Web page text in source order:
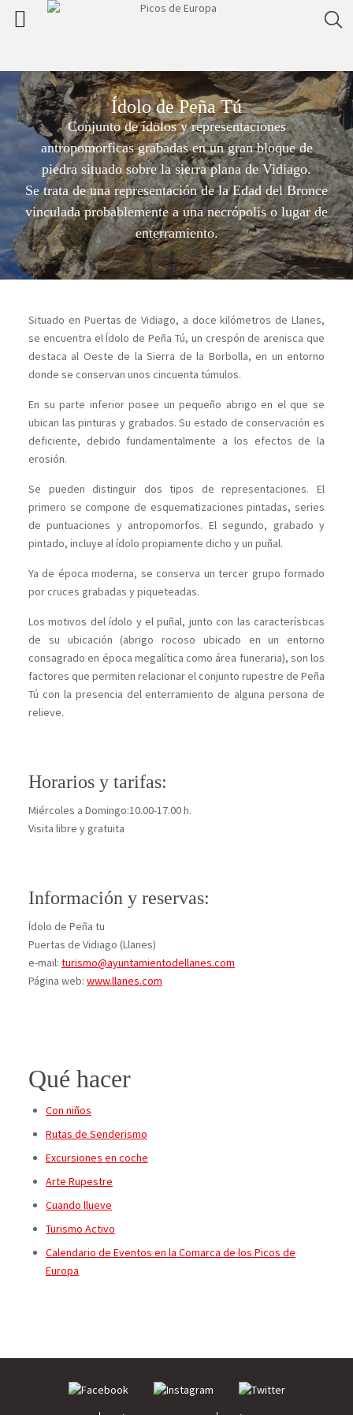
Ídolo de Peña Tú
Conjunto de ídolos y representaciones
antropomorficas grabadas en un gran bloque de
piedra situado sobre la sierra plana de Vidiago.
Se trata de una representación de la Edad del Bronce
vinculada probablemente a una necrópolis o lugar de
enterramiento.
Situado en Puertas de Vidiago, a doce kilómetros de Llanes,
se encuentra el Ídolo de Peña Tú, un crespón de arenisca que
destaca al Oeste de la Sierra de la Borbolla, en un entorno
donde se conservan unos cincuenta túmulos.
En su parte inferior posee un pequeño abrigo en el que se
ubican las pinturas y grabados. Su estado de conservación es
deficiente, debido fundamentalmente a los efectos de la
erosión.
Se pueden distinguir dos tipos de representaciones. El
primero se compone de esquematizaciones pintadas, series
de puntuaciones y antropomorfos. El segundo, grabado y
pintado, incluye al ídolo propiamente dicho y un puñal.
Ya de época moderna, se conserva un tercer grupo formado
por cruces grabadas y piqueteadas.
Los motivos del ídolo y el puñal, junto con las características
de su ubicación (abrigo rocoso ubicado en un entorno
consagrado en época megalítica como área funeraria), son los
factores que permiten relacionar el conjunto rupestre de Peña
Tú con la presencia del enterramiento de alguna persona de
relieve.
Horarios y tarifas:
Miércoles a Domingo:10.00-17.00 h.
Visita libre y gratuita
Información y reservas:
Ídolo de Peña tu
Puertas de Vidiago (Llanes)
e-mail: turismo@ayuntamientodellanes.com
Página web: www.llanes.com
Qué hacer
Con niños
Rutas de Senderismo
Excursiones en coche
Arte Rupestre
Cuando llueve
Turismo Activo
Calendario de Eventos en la Comarca de los Picos de
Europa